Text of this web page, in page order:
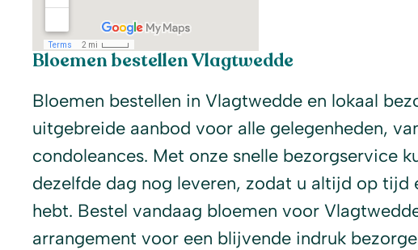
Bloemen bestellen Vlagtwedde
Bloemen bestellen in Vlagtwedde en lokaal
uitgebreide aanbod voor alle gelegenheden,
condoleances. Met onze snelle bezorgservice
dezelfde dag nog leveren, zodat u altijd op tijd
hebt. Bestel vandaag bloemen voor
arrangement voor een blijvende indruk